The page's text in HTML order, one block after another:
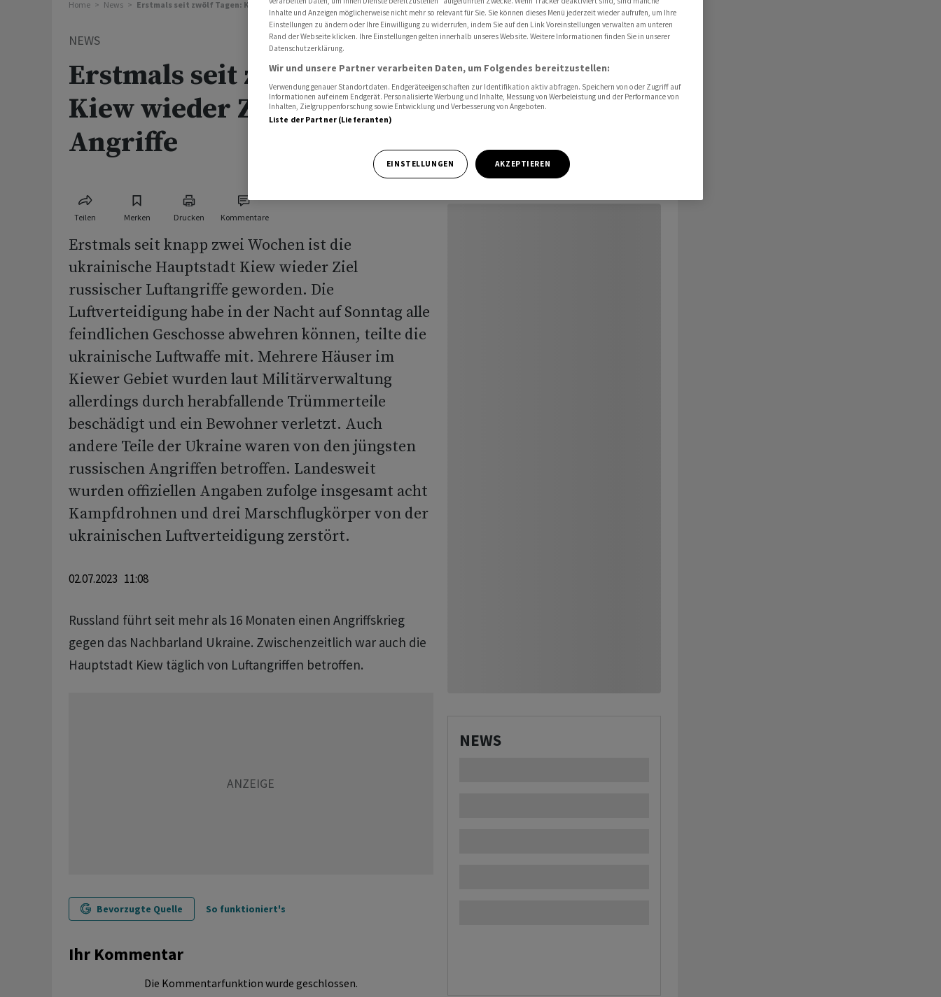
Home News Erstmals seit zwölf Tagen: Kiew wieder Ziel russischer Angriffe
NEWS
Erstmals seit zwölf Tagen:
Kiew wieder Ziel russischer
Angriffe
Teilen Merken Drucken Kommentare
Erstmals seit knapp zwei Wochen ist die
ukrainische Hauptstadt Kiew wieder Ziel
russischer Luftangriffe geworden. Die
Luftverteidigung habe in der Nacht auf Sonntag alle
feindlichen Geschosse abwehren können, teilte die
ukrainische Luftwaffe mit. Mehrere Häuser im
Kiewer Gebiet wurden laut Militärverwaltung
allerdings durch herabfallende Trümmerteile
beschädigt und ein Bewohner verletzt. Auch
andere Teile der Ukraine waren von den jüngsten
russischen Angriffen betroffen. Landesweit
wurden offiziellen Angaben zufolge insgesamt acht
Kampfdrohnen und drei Marschflugkörper von der
ukrainischen Luftverteidigung zerstört.
02.07.2023 11:08
Russland führt seit mehr als 16 Monaten einen Angriffskrieg
gegen das Nachbarland Ukraine. Zwischenzeitlich war auch die
Hauptstadt Kiew täglich von Luftangriffen betroffen.
Bevorzugte Quelle So funktioniert's
Ihr Kommentar
Die Kommentarfunktion wurde geschlossen.
NEWS
Inhalte und Anzeigen möglicherweise nicht mehr so relevant für Sie. Sie können dieses Menü jederzeit wieder aufrufen, um Ihre
Einstellungen zu ändern oder Ihre Einwilligung zu widerrufen, indem Sie auf den Link Voreinstellungen verwalten am unteren
Rand der Webseite klicken. Ihre Einstellungen gelten innerhalb unseres Website. Weitere Informationen finden Sie in unserer
Datenschutzerklärung.
Wir und unsere Partner verarbeiten Daten, um Folgendes bereitzustellen:
Verwendung genauer Standortdaten. Endgeräteeigenschaften zur Identifikation aktiv abfragen. Speichern von oder Zugriff auf
Informationen auf einem Endgerät. Personalisierte Werbung und Inhalte, Messung von Werbeleistung und der Performance von
Inhalten, Zielgruppenforschung sowie Entwicklung und Verbesserung von Angeboten.
Liste der Partner (Lieferanten)
EINSTELLUNGEN AKZEPTIEREN